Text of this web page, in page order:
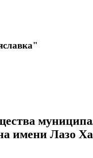
имени Лазо